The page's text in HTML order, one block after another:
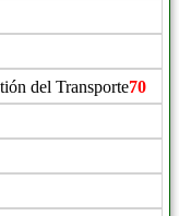
del Transporte70